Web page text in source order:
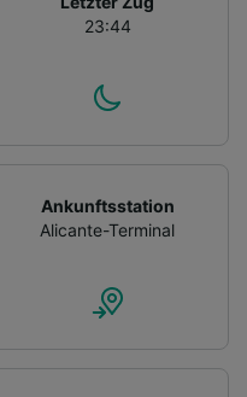
23:44
Ankunftsstation
Alicante-Terminal